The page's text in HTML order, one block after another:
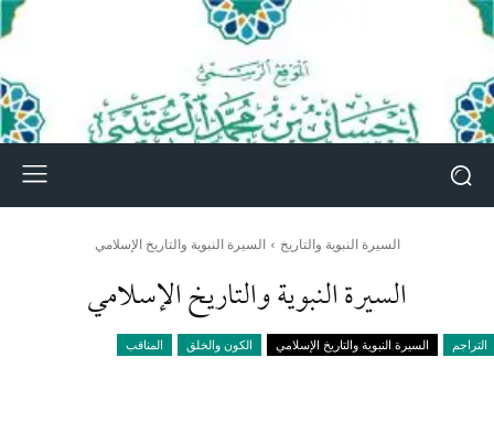
السيرة النبوية والتاريخ السيرة النبوية والتاريخ الإسلامي
السيرة النبوية والتاريخ الإسلامي
التراجم السيرة النبوية والتاريخ الإسلامي الكون والخلق المناقب